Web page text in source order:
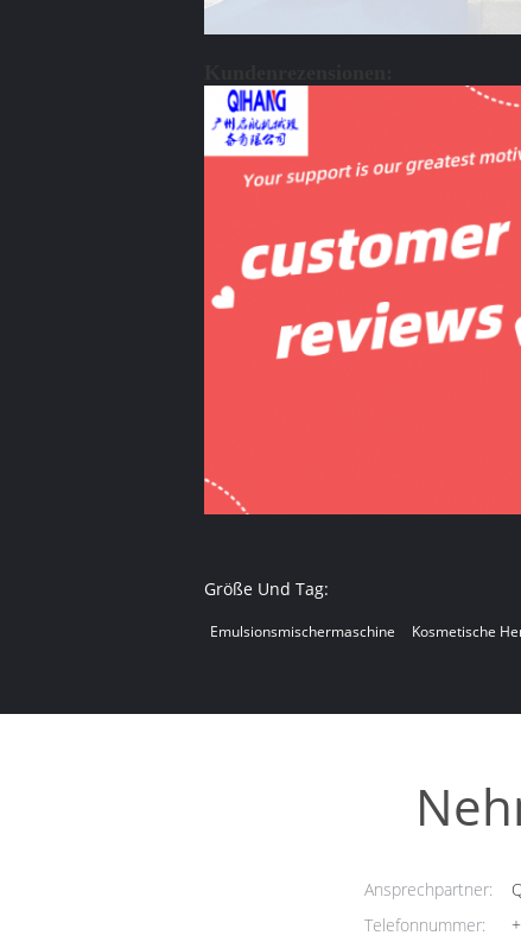
Größe Und Tag:
Emulsionsmischermaschine Kosmetische
Ansprechpartner:
Telefonnummer: